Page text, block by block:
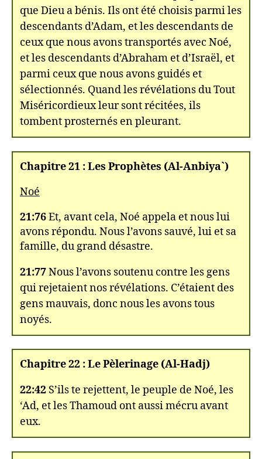
que Dieu a bénis. Ils ont été choisis parmi les
descendants d’Adam, et les descendants de
ceux que nous avons transportés avec Noé,
et les descendants d’Abraham et d’Israël, et
parmi ceux que nous avons guidés et
sélectionnés. Quand les révélations du Tout
Miséricordieux leur sont récitées, ils
tombent prosternés en pleurant.
Chapitre 21 : Les Prophètes (Al-Anbiya`)
Noé
21:76Et, avant cela, Noé appela et nous lui
avons répondu. Nous l’avons sauvé, lui et sa
famille, du grand désastre.
21:77Nous l’avons soutenu contre les gens
qui rejetaient nos révélations. C’étaient des
gens mauvais, donc nous les avons tous
noyés.
Chapitre 22 : Le Pèlerinage (Al-Hadj)
22:42 S’ils te rejettent, le peuple de Noé, les
‘Ad, et les Thamoud ont aussi mécru avant
eux.